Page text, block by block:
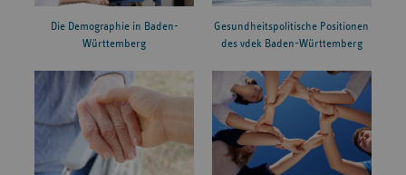
Die Demographie in Baden-
Württemberg
Gesundheitspolitische Positionen
des vdek Baden-Württemberg